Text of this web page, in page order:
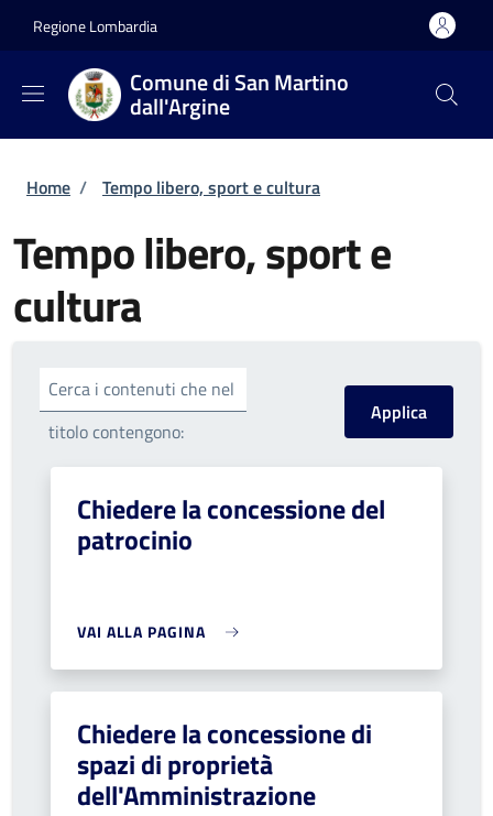
Regione Lombardia
Comune di San Martino
dall'Argine
Briciole di pane
Home / Tempo libero, sport e cultura
Tempo libero, sport e
cultura
Cerca i contenuti che nel
titolo contengono:
Chiedere la concessione del
patrocinio
VAI ALLA PAGINA
Chiedere la concessione di
spazi di proprietà
dell'Amministrazione